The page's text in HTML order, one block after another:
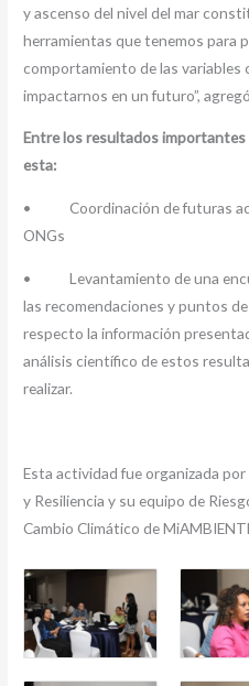
y ascenso del nivel del mar
herramientas que tenemos para
comportamiento de las variables
impactarnos en un futuro”,
Entre los resultados
esta:
• Coordinación de futuras
ONGs
• Levantamiento de una
las recomendaciones y puntos
respecto la información
análisis científico de estos
realizar.
Esta actividad fue organizada
y Resiliencia y su equipo de
Cambio Climático de